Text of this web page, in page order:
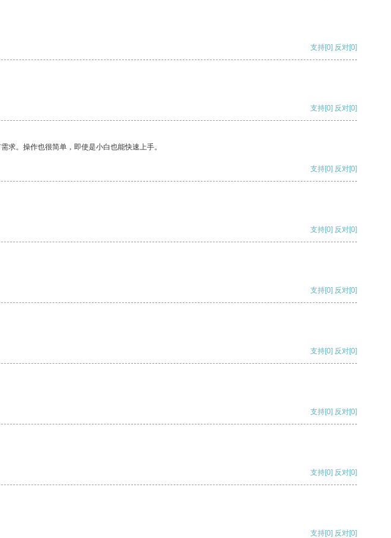
支持[0] 反对[0]
支持[0] 反对[0]
求。操作也很简单，即使是小白也能快速上手。
支持[0] 反对[0]
支持[0] 反对[0]
支持[0] 反对[0]
支持[0] 反对[0]
支持[0] 反对[0]
支持[0] 反对[0]
支持[0] 反对[0]